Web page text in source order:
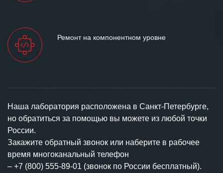
Ремонт на компонентном уровне
Наша лаборатория расположена в Санкт-Петербурге,
но обратиться за помощью вы можете из любой точки
России.
Закажите обратный звонок или наберите в рабочее
время многоканальный телефон
– +7 (800) 555-89-01 (звонок по России бесплатный).